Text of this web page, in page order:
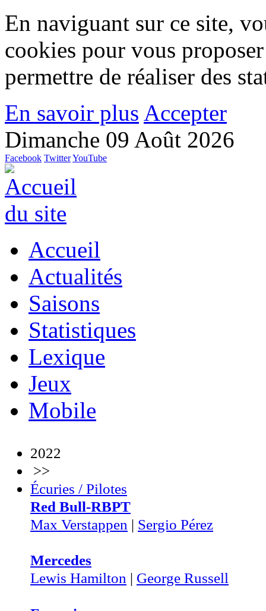
En naviguant sur ce site,
cookies pour vous
permettre de réaliser des
En savoir plus Accepter
Dimanche 09 Août 2026
Facebook TwitterYouTube
Accueil
Actualités
Saisons
Statistiques
Lexique
Jeux
Mobile
2022
>>
Écuries / Pilotes
Red Bull-RBPT
Max Verstappen | Sergio Pérez
Mercedes
Lewis Hamilton | George Russell